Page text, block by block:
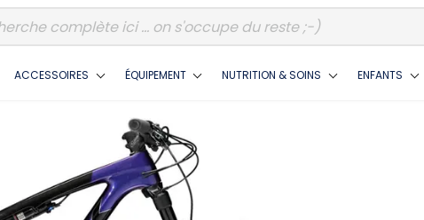
ACCESSOIRES ÉQUIPEMENT NUTRITION & SOINS ENFANTS